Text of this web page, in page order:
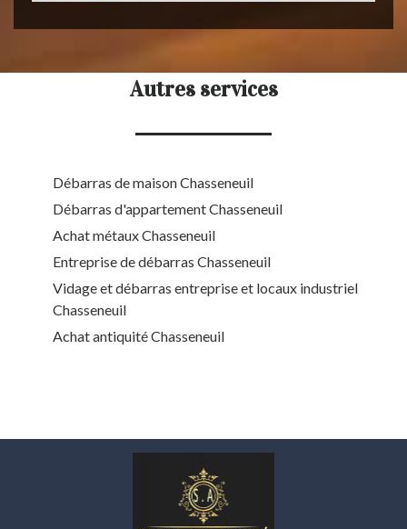
Autres services
Débarras de maison Chasseneuil
Débarras d'appartement Chasseneuil
Achat métaux Chasseneuil
Entreprise de débarras Chasseneuil
Vidage et débarras entreprise et locaux industriel
Chasseneuil
Achat antiquité Chasseneuil